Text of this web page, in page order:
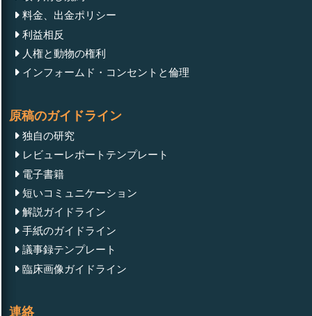
料金、出金ポリシー
利益相反
人権と動物の権利
インフォームド・コンセントと倫理
原稿のガイドライン
独自の研究
レビューレポートテンプレート
電子書籍
短いコミュニケーション
解説ガイドライン
手紙のガイドライン
議事録テンプレート
臨床画像ガイドライン
連絡